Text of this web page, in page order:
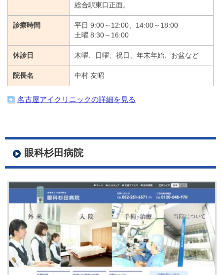
総合駅東口正面。
診療時間
平日 9:00～12:00、14:00～18:00
土曜 8:30～16:00
休診日 木曜、日曜、祝日、年末年始、お盆など
院長名 中村 友昭
名古屋アイクリニックの詳細を見る
眼科杉田病院